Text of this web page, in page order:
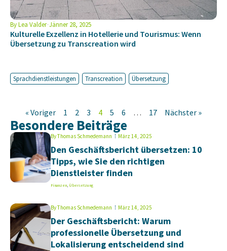
ByLea Valder Jänner 28, 2025
Kulturelle Exzellenz in Hotellerie und Tourismus: Wenn
Übersetzung zu Transcreation wird
Sprachdienstleistungen Transcreation Übersetzung
« Voriger 1 2 3 4 5 6 … 17 Nächster »
Besondere Beiträge
ByThomas Schmedemann März 14, 2025
Den Geschäftsbericht übersetzen: 10
Tipps, wie Sie den richtigen
Dienstleister finden
Finanzen, Übersetzung
ByThomas Schmedemann März 14, 2025
Der Geschäftsbericht: Warum
professionelle Übersetzung und
Lokalisierung entscheidend sind